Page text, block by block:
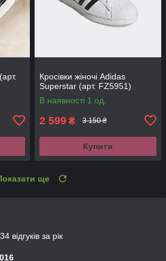
Кросівки жіночі Adidas
Superstar (арт. FZ5951)
В наявності 1 од.
2 599 ₴ 3 150 ₴
Купити
ще
відгуків за рік